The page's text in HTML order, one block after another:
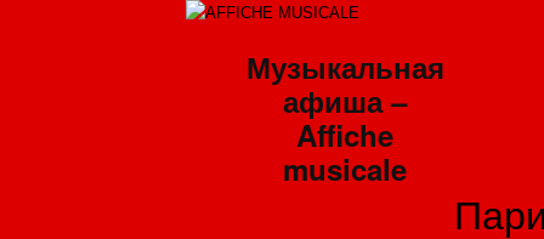
Музыкальная
афиша –
Affiche
musicale